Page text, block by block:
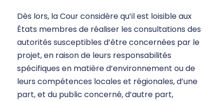
Dès lors, la Cour considère qu’il est loisible aux
États membres de réaliser les consultations des
autorités susceptibles d’être concernées par le
projet, en raison de leurs responsabilités
spécifiques en matière d’environnement ou de
leurs compétences locales et régionales, d’une
part, et du public concerné, d’autre part,